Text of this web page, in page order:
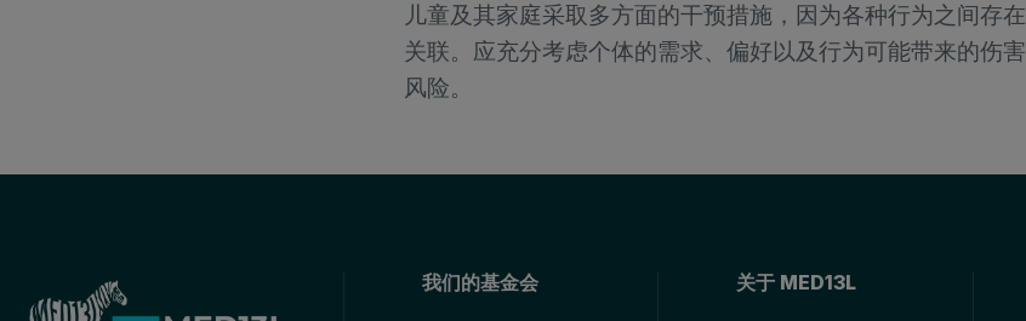
儿童及其家庭采取多方面的干预措施，因为各种行为之间存在
关联。应充分考虑个体的需求、偏好以及行为可能带来的伤害
风险。
我们的基金会 关于 MED13L